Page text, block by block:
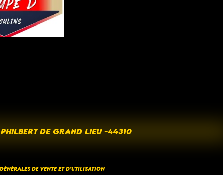
PHILBERT DE GRAND LIEU -44310
DE VENTE ET D’UTILISATION